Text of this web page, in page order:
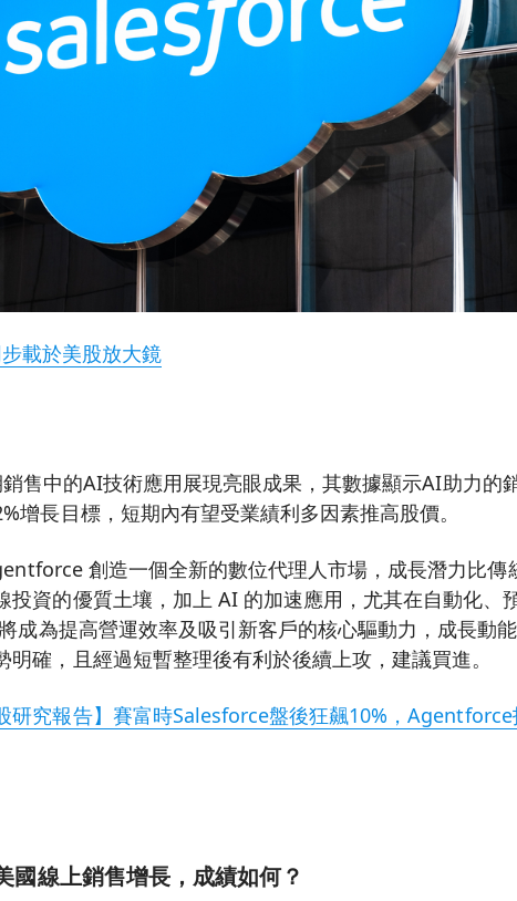
載於美股放大鏡
售中的AI技術應用展現亮眼成果，其數據顯示AI助力的
增長目標，短期內有望受業績利多因素推高股價。
創造一個全新的數位代理人市場，成長潛力比傳
投資的優質土壤，加上 AI 的加速應用，尤其在自動化、
成為提高營運效率及吸引新客戶的核心驅動力，成長動
確，且經過短暫整理後有利於後續上攻，建議買進。
研究報告】賽富時Salesforce盤後狂飆10%，
國線上銷售增長，成績如何？